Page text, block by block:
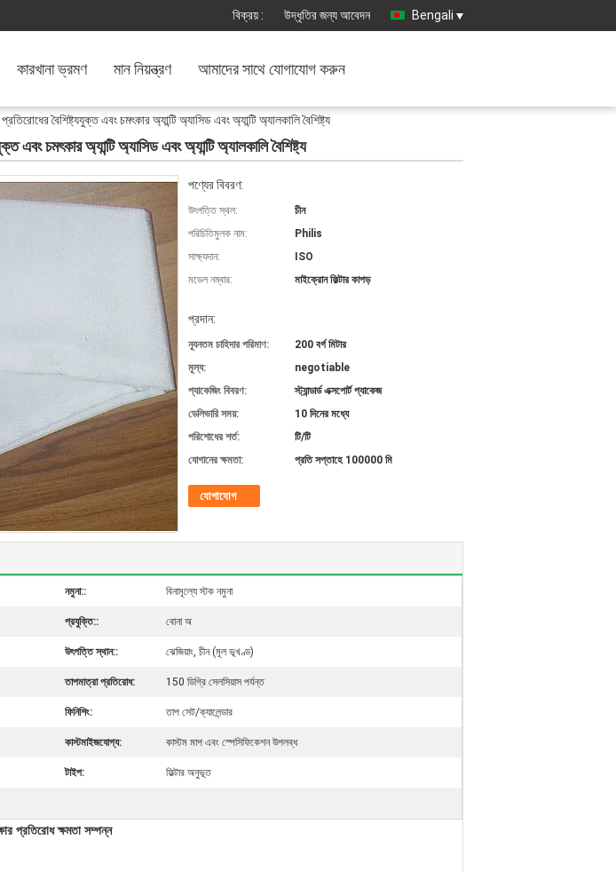
বিক্রয় : উদ্ধৃতির জন্য আবেদন Bengali
কারখানা ভ্রমণ মান নিয়ন্ত্রণ আমাদের সাথে যোগাযোগ করুন
বৈশিষ্ট্যযুক্ত এবং চমৎকার অ্যান্টি অ্যাসিড এবং অ্যান্টি অ্যালকালি বৈশিষ্ট্য
এবং চমৎকার অ্যান্টি অ্যাসিড এবং অ্যান্টি অ্যালকালি বৈশিষ্ট্য
পণ্যের বিবরণ:
উৎপত্তি স্থল:
চীন
পরিচিতিমুলক নাম:
Philis
সাক্ষ্যদান:
ISO
মডেল নম্বার:
মাইক্রোন ফিল্টার কাপড়
প্রদান:
ন্যূনতম চাহিদার পরিমাণ:
200 বর্গ মিটার
মূল্য:
negotiable
প্যাকেজিং বিবরণ:
স্ট্যান্ডার্ড এক্সপোর্ট প্যাকেজ
ডেলিভারি সময়:
10 দিনের মধ্যে
পরিশোধের শর্ত:
টি/টি
যোগানের ক্ষমতা:
প্রতি সপ্তাহে 100000 মি
যোগাযোগ
নমুনা:: বিনামূল্যে স্টক নমুনা
প্রযুক্তি:: বোনা অ
উৎপত্তি স্থান:: ঝেজিয়াং, চীন (মূল ভূখণ্ড)
তাপমাত্রা প্রতিরোধ: 150 ডিগ্রি সেলসিয়াস পর্যন্ত
ফিনিশিং: তাপ সেট/ক্যালেন্ডার
কাস্টমাইজযোগ্য: কাস্টম মাপ এবং স্পেসিফিকেশন উপলব্ধ
টাইপ: ফিল্টার অনুভূত
প্রতিরোধ ক্ষমতা সম্পন্ন